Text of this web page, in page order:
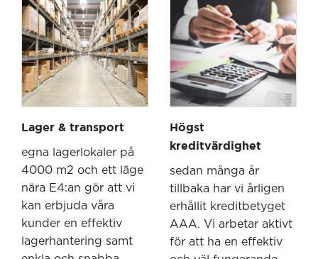
Lager & transport
egna lagerlokaler på
4000 m2 och ett läge
nära E4:an gör att vi
kan erbjuda våra
kunder en effektiv
lagerhantering samt
Högst
kreditvärdighet
sedan många år
tillbaka har vi årligen
erhållit kreditbetyget
AAA. Vi arbetar aktivt
för att ha en effektiv